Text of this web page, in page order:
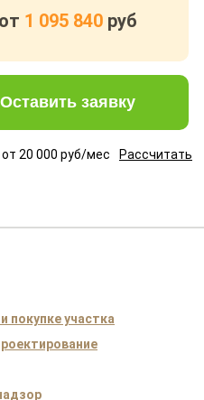
от 1 095 840 руб
Оставить заявку
20 000 руб/мес Рассчитать
покупке участка